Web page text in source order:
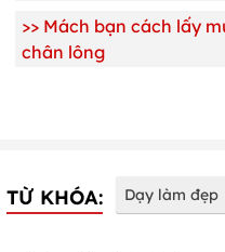
>> Mách bạn cách lấy
chân lông
TỪ KHÓA: Dạy làm đẹp